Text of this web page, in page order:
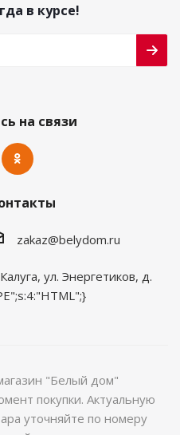
в курсе!
на связи
zakaz@belydom.ru
ул. Энергетиков, д.
"Белый дом"
покупки. Актуальную
уточняйте по номеру